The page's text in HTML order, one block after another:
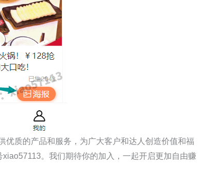
质的产品和服务，为广大客户和达人创造价值和福
。我们期待你的加入，一起开启更加自由赚